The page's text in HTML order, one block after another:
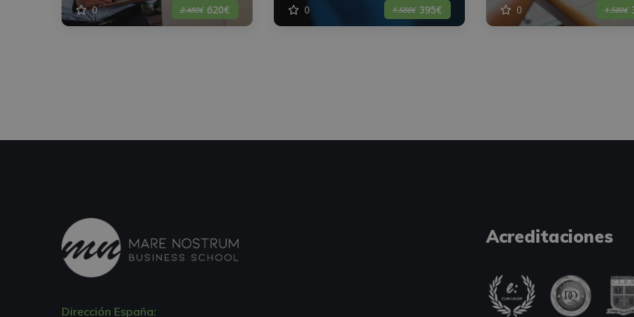
0 2.480€ 620€ 0 1.580€ 395€ 0 1.580€
Dirección España:
Acreditaciones